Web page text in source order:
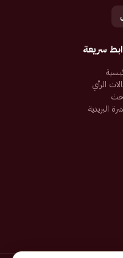
سريعة
الرأي
البريدية